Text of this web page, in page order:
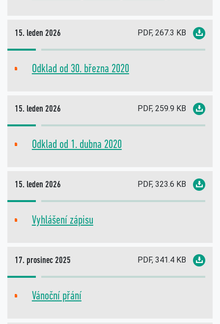
15. leden 2026 PDF, 267.3 KB
Odklad od 30. března 2020
15. leden 2026 PDF, 259.9 KB
Odklad od 1. dubna 2020
15. leden 2026 PDF, 323.6 KB
Vyhlášení zápisu
17. prosinec 2025 PDF, 341.4 KB
Vánoční přání